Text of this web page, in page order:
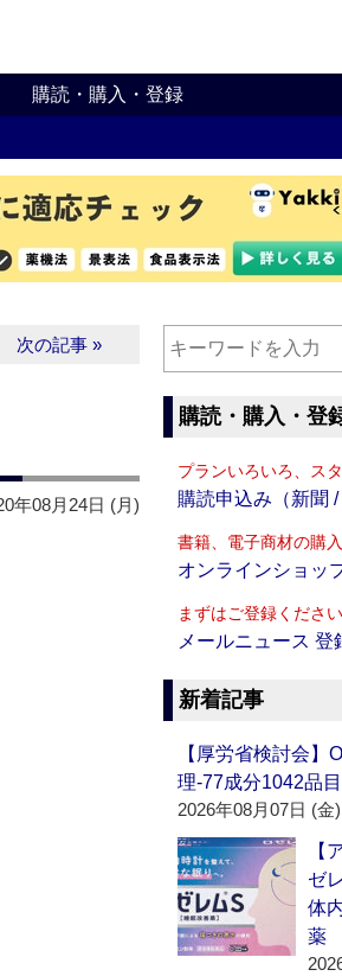
購読・購入・登録
次の記事 »
年08月24日 (月)
購読・購入・登
プランいろいろ、ス
購読申込み（新聞 /
書籍、電子商材の購
オンラインショッ
まずはご登録ください
メールニュース 登
新着記事
【厚労省検討会】
理‐77成分1042品
2026年08月07日 (金)
【
ゼ
体
薬